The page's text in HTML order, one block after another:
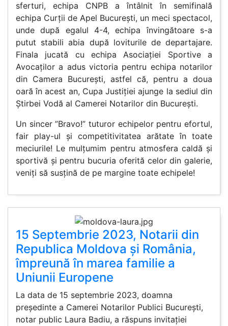
sferturi, echipa CNPB a întâlnit în semifinală
echipa Curții de Apel București, un meci spectacol,
unde după egalul 4-4, echipa învingătoare s-a
putut stabili abia după loviturile de departajare.
Finala jucată cu echipa Asociației Sportive a
Avocaților a adus victoria pentru echipa notarilor
din Camera București, astfel că, pentru a doua
oară în acest an, Cupa Justiției ajunge la sediul din
Știrbei Vodă al Camerei Notarilor din București.
Un sincer ”Bravo!” tuturor echipelor pentru efortul,
fair play-ul și competitivitatea arătate în toate
meciurile! Le mulțumim pentru atmosfera caldă și
sportivă și pentru bucuria oferită celor din galerie,
veniți să susțină de pe margine toate echipele!
15 Septembrie 2023, Notarii din
Republica Moldova și România,
împreună în marea familie a
Uniunii Europene
La data de 15 septembrie 2023, doamna
președinte a Camerei Notarilor Publici București,
notar public Laura Badiu, a răspuns invitației